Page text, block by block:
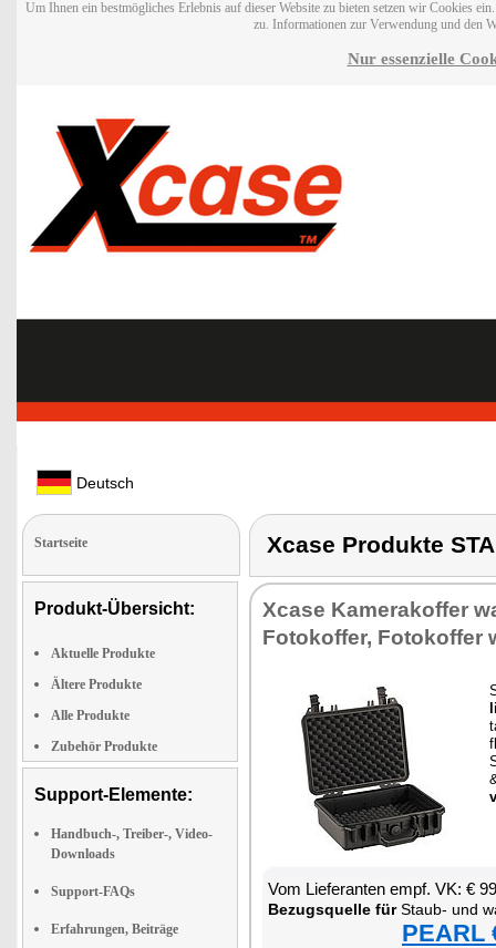
Um Ihnen ein bestmögliches Erlebnis auf dieser Website zu bieten setzen wir Cookies
zu. Informationen zur Verwendung und den
Nur essenzielle
Deutsch
Startseite
Produkt-Übersicht:
Aktuelle Produkte
Ältere Produkte
Alle Produkte
Zubehör Produkte
Support-Elemente:
Handbuch-, Treiber-, Video-
Downloads
Support-FAQs
Erfahrungen, Beiträge
Xcase Produkte
Xca­se Ka­mera­kof­fer
Fo­to­kof­fer, Fo­to­kof­fer
Vom Lie­fe­ran­ten empf. VK: €
Be­zugs­quel­le fürStaub- und
PEARL